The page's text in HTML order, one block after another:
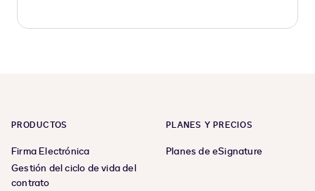
PRODUCTOS
Firma Electrónica
Gestión del ciclo de vida del
contrato
PLANES Y PRECIOS
Planes de eSignature